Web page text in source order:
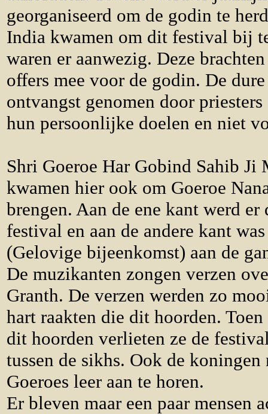
georganiseerd om de godin te
India kwamen om dit festival bij
waren er aanwezig. Deze
offers mee voor de godin. De
ontvangst genomen door
hun persoonlijke doelen en niet
Shri Goeroe Har Gobind Sahib Ji
kwamen hier ook om Goeroe
brengen. Aan de ene kant werd er
festival en aan de andere kant
(Gelovige bijeenkomst) aan de
De muzikanten zongen verzen
Granth. De verzen werden zo
hart raakten die dit hoorden.
dit hoorden verlieten ze de
tussen de sikhs. Ook de koningen
Goeroes leer aan te horen.
Er bleven maar een paar mensen